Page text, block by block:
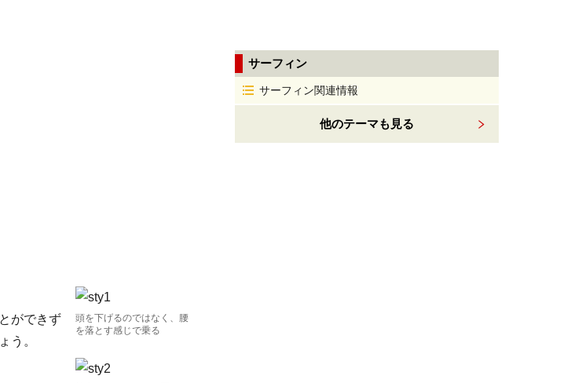
頭を下げるのではなく、腰
を落とす感じで乗る
ができず
う。
サーフィン
サーフィン関連情報
他のテーマも見る